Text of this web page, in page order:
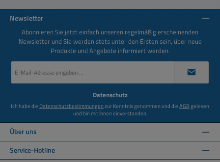
Newsletter
Abonnieren Sie jetzt einfach unseren regelmäßig erscheinenden
Newsletter und Sie werden stets unter den Ersten sein, über neue
Produkte und Angebote informiert werden.
Mail-
Datenschutz
Ich habe die Datenschutzbestimmungenzur Kenntnis genommen und dieAGBgelesen
und bin mit ihnen einverstanden.
Über uns
Service-Hotline